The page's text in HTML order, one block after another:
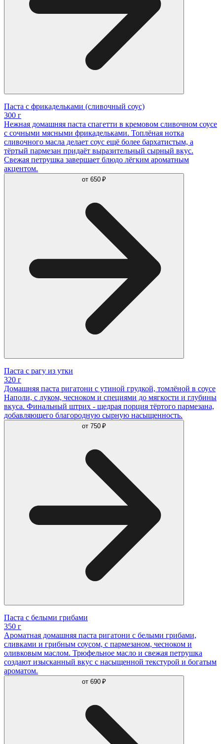
Паста с фрикадельками (сливочный соус)
300 г
Нежная домашняя паста спагетти в кремовом сливочном соусе
с сочными мясными фрикадельками. Топлёная нотка
сливочного масла делает соус ещё более бархатистым, а
тёртый пармезан придаёт выразительный сырный вкус.
Свежая петрушка завершает блюдо лёгким ароматным
акцентом.
от 650 ₽
Паста с рагу из утки
320 г
Домашняя паста ригатони с утиной грудкой, томлёной в соусе
Наполи, с луком, чесноком и специями до мягкости и глубины
вкуса. Финальный штрих - щедрая порция тёртого пармезана,
добавляющего благородную сырную насыщенность.
от 750 ₽
Паста с белыми грибами
350 г
Ароматная домашняя паста ригатони с белыми грибами,
сливками и грибным соусом, с пармезаном, чесноком и
оливковым маслом. Трюфельное масло и свежая петрушка
создают изысканный вкус с насыщенной текстурой и богатым
ароматом.
от 690 ₽